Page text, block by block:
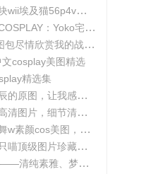
猫56p4v照片精选大集合
：Yoko宅夏电子档图包
情欣赏我的战场作品集
cosplay美图精选
精选集
让我感受到了摄影的魅力
细节清晰展现真实美。
美图，一定不会让你失望
级图片珍藏套装。
幻唯美，成就一张张经典美图。